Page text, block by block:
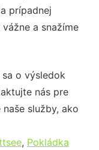
prípadnej
a snažíme
sa o výsledok
nás pre
služby, ako
, Pokládka